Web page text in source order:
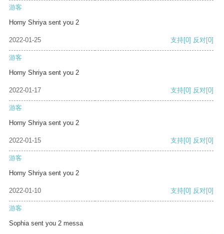
游客
Horny Shriya sent you 2
2022-01-25 支持[0] 反对[0]
游客
Horny Shriya sent you 2
2022-01-17 支持[0] 反对[0]
游客
Horny Shriya sent you 2
2022-01-15 支持[0] 反对[0]
游客
Horny Shriya sent you 2
2022-01-10 支持[0] 反对[0]
游客
Sophia sent you 2 messa